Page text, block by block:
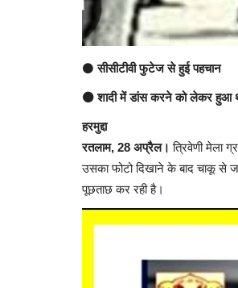
⚫सीसीटीवी फुटेज से हुई पहचान
⚫ शादी में डांस करने को लेकर हुआ
हरमुद्दा
रतलाम, 28 अप्रैल। त्रिवेणी मेला
उसका फोटो दिखाने के बाद चाकू से
पूछताछ कर रही है।